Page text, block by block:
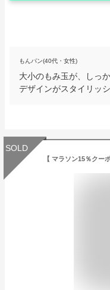
もんパン(40代・女性)
大小のもみ玉が、しっ
デザインがスタイリッ
SOLD